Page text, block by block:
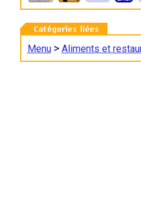
Menu> Aliments et